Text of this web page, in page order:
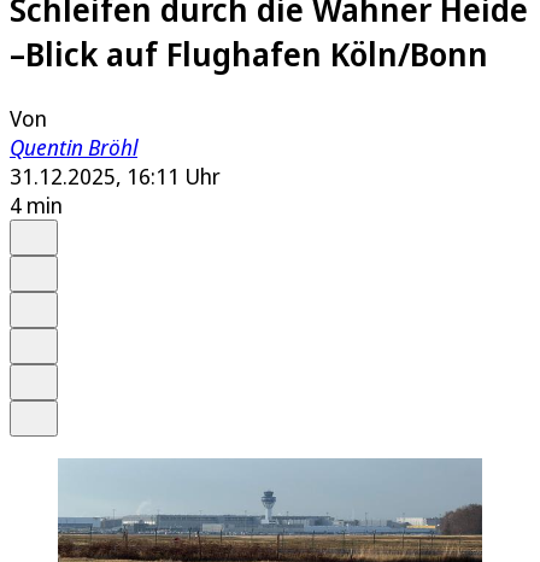
Schleifen durch die Wahner Heide
–Blick auf Flughafen Köln/Bonn
Von
Quentin Bröhl
31.12.2025, 16:11 Uhr
4 min